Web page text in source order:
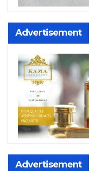
Advertisement
Advertisement